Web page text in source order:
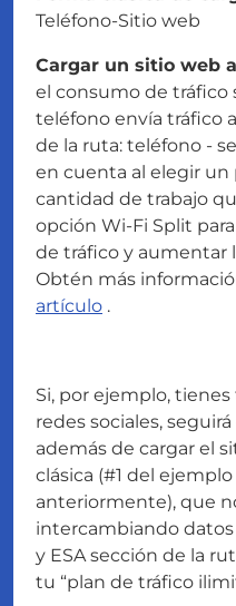
Teléfono-Sitio web
Cargar un sitio web
el consumo de tráfico
teléfono envía tráfico
de la ruta: teléfono -
en cuenta al elegir un
cantidad de trabajo
opción Wi-Fi Split
de tráfico y aumentar
Obtén más
artículo .
Si, por ejemplo,
redes sociales,
además de cargar el
clásica (#1 del
anteriormente), que
intercambiando
y ESA sección de la
tu “plan de tráfico